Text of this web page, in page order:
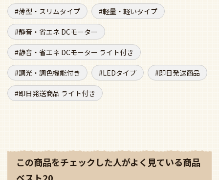
薄型・スリムタイプ 軽量・軽いタイプ
静音・省エネ DCモーター
静音・省エネ DCモーター ライト付き
調光・調色機能付き LEDタイプ 即日発送商品
即日発送商品 ライト付き
この商品をチェックした人がよく見ている商品
ベスト20